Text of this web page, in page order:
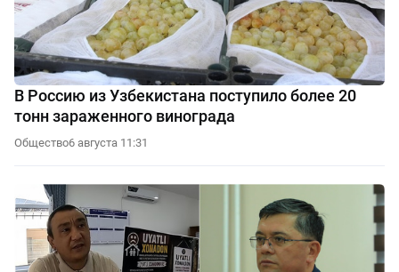
В Россию из Узбекистана поступило более 20
тонн зараженного винограда
Общество6 августа 11:31